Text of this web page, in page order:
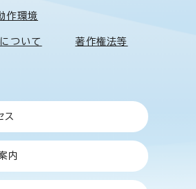
作環境
ついて 著作権法等
ス
内